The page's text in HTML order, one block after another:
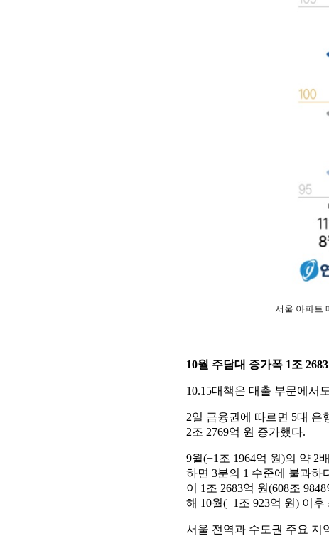
서울 아파트
10월 주담대 증가폭 1조
10.15대책은 대출 부문에서
2일 금융권에 따르면 5대 은
2조 2769억 원 증가했다.
9월(+1조 1964억 원)의 약 2
하면 3분의 1 수준에 불과하
이 1조 2683억 원(608조
해 10월(+1조 923억 원) 이후
서울 전역과 수도권 주요 지